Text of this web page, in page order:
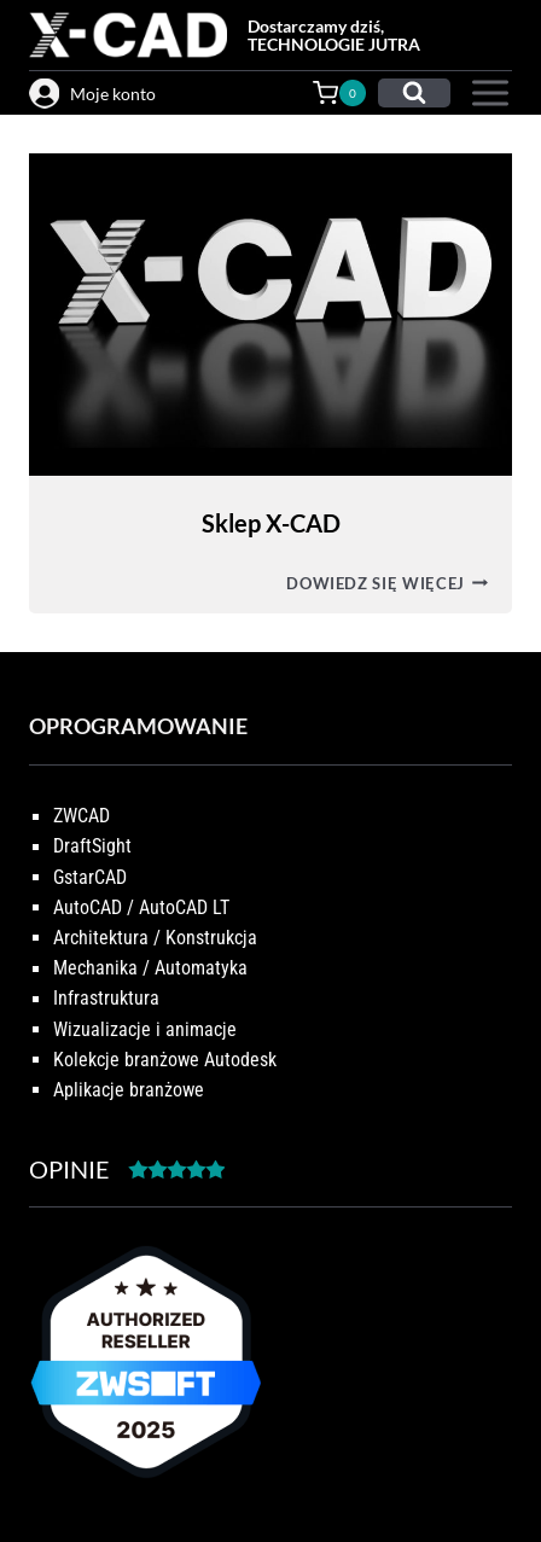
Przejdź
treści
Dostarczamy dziś,
TECHNOLOGIE JUTRA
Moje konto 0
Sklep X-CAD
DOWIEDZ SIĘ WIĘCEJ SKLEP
OPROGRAMOWANIE
ZWCAD
DraftSight
GstarCAD
AutoCAD / AutoCAD LT
Architektura / Konstrukcja
Mechanika / Automatyka
Infrastruktura
Wizualizacje i animacje
Kolekcje branżowe Autodesk
Aplikacje branżowe
OPINIE